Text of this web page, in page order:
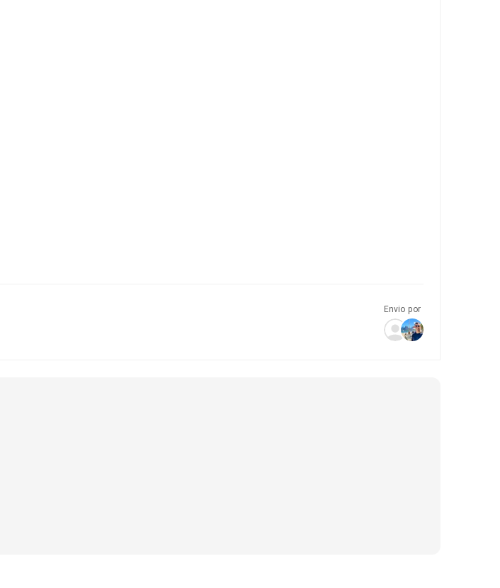
Envio por